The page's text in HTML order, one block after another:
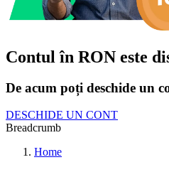
Contul în RON este
De acum poți deschide un
DESCHIDE UN CONT
Breadcrumb
Home